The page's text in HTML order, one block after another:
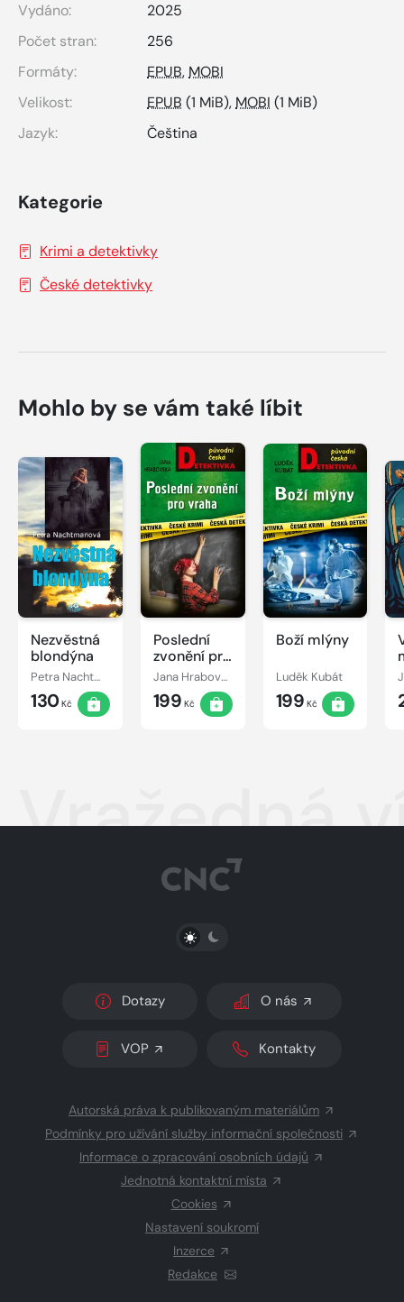
Vydáno:
2025
Počet stran:
256
Formáty:
EPUB,MOBI
Velikost:
EPUB (1 MiB),MOBI (1 MiB)
Jazyk:
Čeština
Kategorie
Krimi a detektivky
České detektivky
Mohlo by se vám také líbit
Nezvěstná
blondýna
Petra Nachtmanová
130Kč
Poslední
zvonění pro
vraha
Jana Hrabovská
199 Kč
Boží mlýny
Luděk Kubát
199 Kč
Vražedná
PŘEPNOUT SVĚTLÝ/TMAVÝ REŽIM
Dotazy O nás
VOP Kontakty
Autorská práva k publikovaným materiálům
Podmínky pro užívání služby informační společnosti
Informace o zpracování osobních údajů
Jednotná kontaktní místa
Cookies
Nastavení soukromí
Inzerce
Redakce